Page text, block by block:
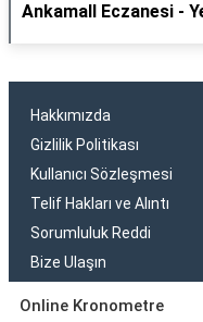
Ankamall Eczanesi -
Hakkımızda
Gizlilik Politikası
Kullanıcı Sözleşmesi
Telif Hakları ve Alıntı
Sorumluluk Reddi
Bize Ulaşın
Online Kronometre